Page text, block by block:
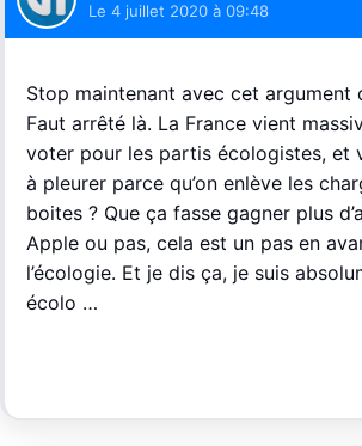
Le 4 juillet 2020 à 09:48
Stop maintenant avec cet argument
Faut arrêté là. La France vient
voter pour les partis écologistes, et
à pleurer parce qu’on enlève les
boites ? Que ça fasse gagner plus
Apple ou pas, cela est un pas en
l’écologie. Et je dis ça, je suis
écolo …